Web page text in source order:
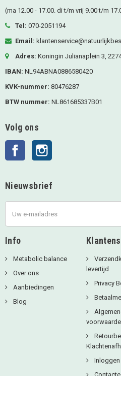
(ma 12.00 - 17.00. di t/m vrij 9.00 t/m
Tel: 070-2051194
Email:
Adres: Koningin Julianaplein 3,
IBAN: NL94ABNA0886580420
KVK-nummer: 80476287
BTW nummer: NL861685337B01
Volg ons
Facebook
Nieuwsbrief
Info
Metabolic balance
Over ons
Aanbiedingen
Blog
levertijd
Privacy
Inloggen